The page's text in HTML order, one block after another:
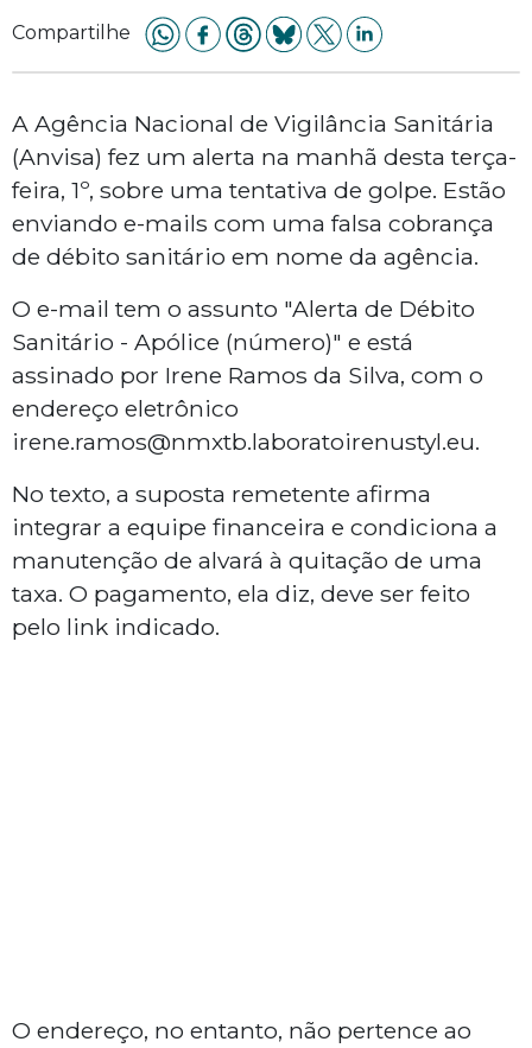
Compartilhe
A Agência Nacional de Vigilância Sanitária
(Anvisa) fez um alerta na manhã desta terça-
feira, 1º, sobre uma tentativa de golpe. Estão
enviando e-mails com uma falsa cobrança
de débito sanitário em nome da agência.
O e-mail tem o assunto "Alerta de Débito
Sanitário - Apólice (número)" e está
assinado por Irene Ramos da Silva, com o
endereço eletrônico
irene.ramos@nmxtb.laboratoirenustyl.eu.
No texto, a suposta remetente afirma
integrar a equipe financeira e condiciona a
manutenção de alvará à quitação de uma
taxa. O pagamento, ela diz, deve ser feito
pelo link indicado.
O endereço, no entanto, não pertence ao